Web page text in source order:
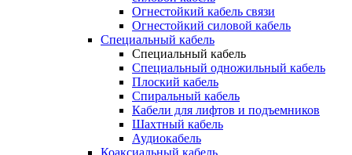
Огнестойкий кабель связи
Огнестойкий силовой кабель
Специальный кабель
Специальный кабель
Специальный одножильный кабель
Плоский кабель
Спиральный кабель
Кабели для лифтов и подъемников
Шахтный кабель
Аудиокабель
Коаксиальный кабель